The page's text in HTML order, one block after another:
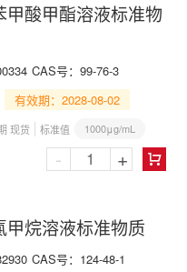
甲酸甲酯溶液标准物
CAS号： 99-76-3
有效期：2028-08-02
现货 标准值 1000μg/mL

- +
甲烷溶液标准物质
CAS号： 124-48-1